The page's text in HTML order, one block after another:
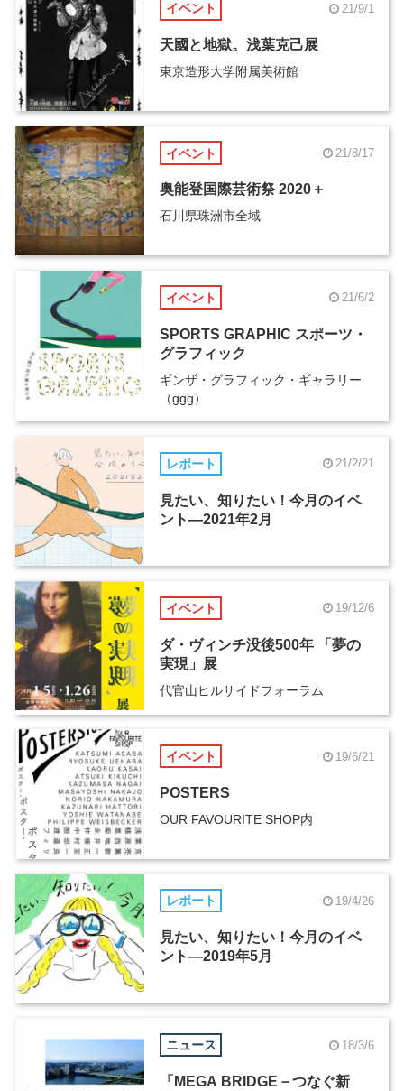
イベント 21/9/1
天國と地獄。浅葉克己展
東京造形大学附属美術館
イベント 21/8/17
奥能登国際芸術祭 2020＋
石川県珠洲市全域
イベント 21/6/2
SPORTS GRAPHIC スポーツ・
グラフィック
ギンザ・グラフィック・ギャラリー
（ggg）
レポート 21/2/21
見たい、知りたい！今月のイベ
ント―2021年2月
イベント 19/12/6
ダ・ヴィンチ没後500年 「夢の
実現」展
代官山ヒルサイドフォーラム
イベント 19/6/21
POSTERS
OUR FAVOURITE SHOP内
レポート 19/4/26
見たい、知りたい！今月のイベ
ント―2019年5月
ニュース 18/3/6
「MEGA BRIDGE－つなぐ新